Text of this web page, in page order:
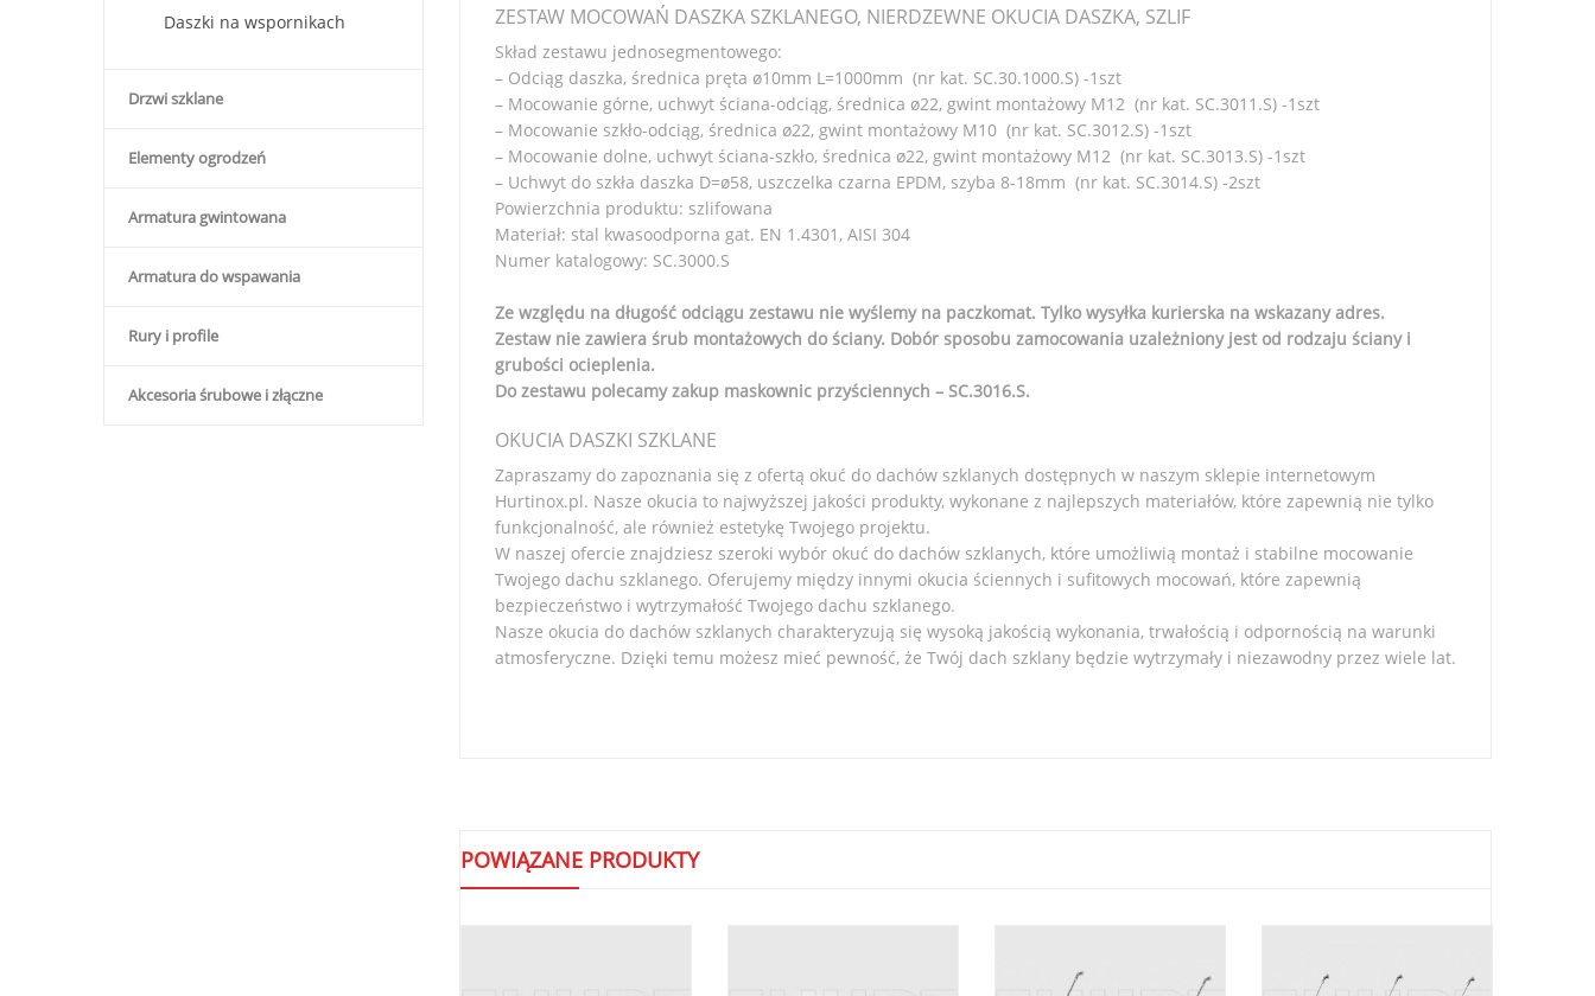
Daszki na wspornikach
Drzwi szklane
Elementy ogrodzeń
Armatura gwintowana
Armatura do wspawania
Rury i profile
Akcesoria śrubowe i złączne
ZESTAW MOCOWAŃ DASZKA SZKLANEGO, NIERDZEWNE OKUCIA DASZKA, SZLIF
Skład zestawu jednosegmentowego:
– Odciąg daszka, średnica pręta ø10mm L=1000mm (nr kat. SC.30.1000.S) -1szt
– Mocowanie górne, uchwyt ściana-odciąg, średnica ø22, gwint montażowy M12 (nr kat. SC.3011.S) -1szt
– Mocowanie szkło-odciąg, średnica ø22, gwint montażowy M10 (nr kat. SC.3012.S) -1szt
– Mocowanie dolne, uchwyt ściana-szkło, średnica ø22, gwint montażowy M12 (nr kat. SC.3013.S) -1szt
– Uchwyt do szkła daszka D=ø58, uszczelka czarna EPDM, szyba 8-18mm (nr kat. SC.3014.S) -2szt
Powierzchnia produktu: szlifowana
Materiał: stal kwasoodporna gat. EN 1.4301, AISI 304
Numer katalogowy: SC.3000.S
Ze względu na długość odciągu zestawu nie wyślemy na paczkomat. Tylko wysyłka kurierska na wskazany adres.
Zestaw nie zawiera śrub montażowych do ściany. Dobór sposobu zamocowania uzależniony jest od rodzaju ściany i
grubości ocieplenia.
Do zestawu polecamy zakup maskownic przyściennych – SC.3016.S.
OKUCIA DASZKI SZKLANE
Zapraszamy do zapoznania się z ofertą okuć do dachów szklanych dostępnych w naszym sklepie internetowym
Hurtinox.pl. Nasze okucia to najwyższej jakości produkty, wykonane z najlepszych materiałów, które zapewnią nie tylko
funkcjonalność, ale również estetykę Twojego projektu.
W naszej ofercie znajdziesz szeroki wybór okuć do dachów szklanych, które umożliwią montaż i stabilne mocowanie
Twojego dachu szklanego. Oferujemy między innymi okucia ściennych i sufitowych mocowań, które zapewnią
bezpieczeństwo i wytrzymałość Twojego dachu szklanego.
Nasze okucia do dachów szklanych charakteryzują się wysoką jakością wykonania, trwałością i odpornością na warunki
atmosferyczne. Dzięki temu możesz mieć pewność, że Twój dach szklany będzie wytrzymały i niezawodny przez wiele lat.
POWIĄZANE PRODUKTY